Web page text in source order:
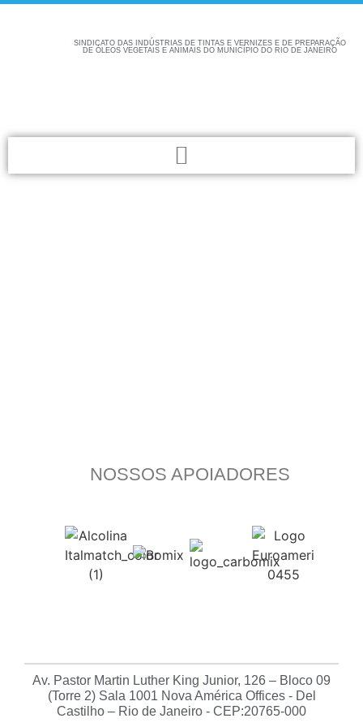
SINDICATO DAS INDÚSTRIAS DE TINTAS E VERNIZES E DE PREPARAÇÃO
DE ÓLEOS VEGETAIS E ANIMAIS DO MUNICÍPIO DO RIO DE JANEIRO
NOSSOS APOIADORES
Av. Pastor Martin Luther King Junior, 126 – Bloco 09
(Torre 2) Sala 1001 Nova América Offices - Del
Castilho – Rio de Janeiro - CEP:20765-000